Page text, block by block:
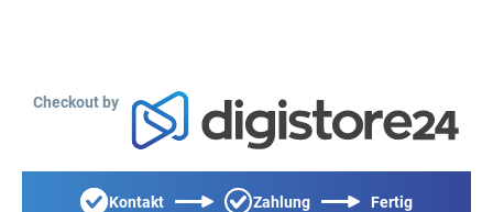
Checkout by
Kontakt Zahlung Fertig